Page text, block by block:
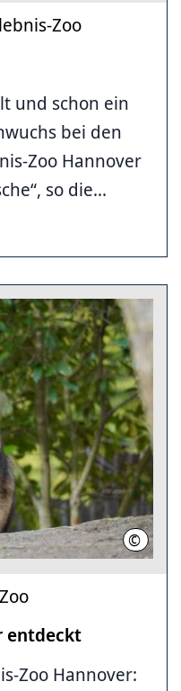
Zoo
und schon ein
bei den
Zoo Hannover
so die...
©
entdeckt
Zoo Hannover: